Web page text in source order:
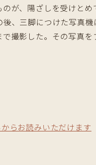
が、陽ざしを受けと
、三脚につけた写真
撮影した。その写真
らお読みいただけます